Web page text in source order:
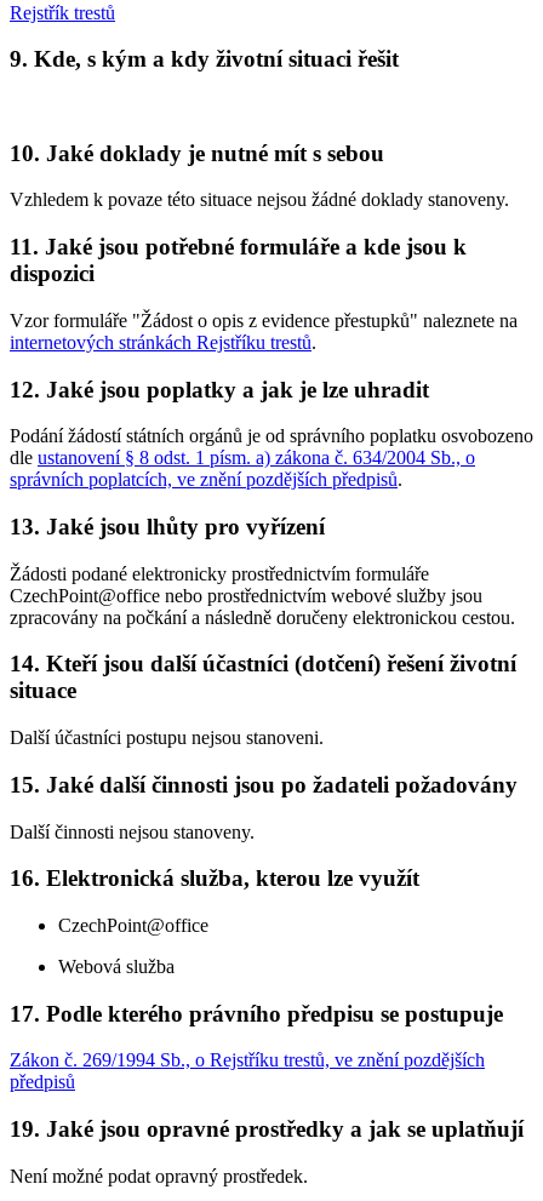
Rejstřík trestů
9. Kde, s kým a kdy životní situaci řešit
10. Jaké doklady je nutné mít s sebou
Vzhledem k povaze této situace nejsou žádné doklady stanoveny.
11. Jaké jsou potřebné formuláře a kde jsou k
dispozici
Vzor formuláře "Žádost o opis z evidence přestupků" naleznete na
internetových stránkách Rejstříku trestů.
12. Jaké jsou poplatky a jak je lze uhradit
Podání žádostí státních orgánů je od správního poplatku osvobozeno
dle ustanovení § 8 odst. 1 písm. a) zákona č. 634/2004 Sb., o
správních poplatcích, ve znění pozdějších předpisů.
13. Jaké jsou lhůty pro vyřízení
Žádosti podané elektronicky prostřednictvím formuláře
CzechPoint@office nebo prostřednictvím webové služby jsou
zpracovány na počkání a následně doručeny elektronickou cestou.
14. Kteří jsou další účastníci (dotčení) řešení životní
situace
Další účastníci postupu nejsou stanoveni.
15. Jaké další činnosti jsou po žadateli požadovány
Další činnosti nejsou stanoveny.
16. Elektronická služba, kterou lze využít
CzechPoint@office
Webová služba
17. Podle kterého právního předpisu se postupuje
Zákon č. 269/1994 Sb., o Rejstříku trestů, ve znění pozdějších
předpisů
19. Jaké jsou opravné prostředky a jak se uplatňují
Není možné podat opravný prostředek.